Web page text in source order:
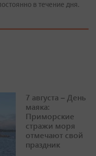
в течение дня.
7 августа – День
маяка:
Приморские
стражи моря
отмечают свой
праздник